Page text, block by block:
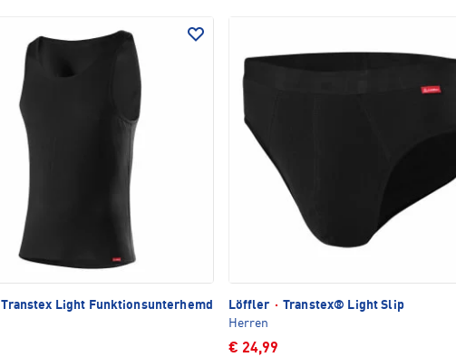
Transtex Light Funktionsunterhemd
Löffler · Transtex® Light Slip
Herren
€ 24,99